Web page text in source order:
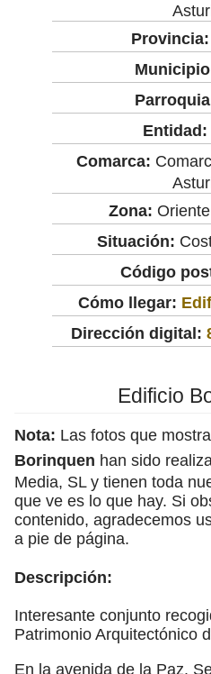
Provincia:
Entidad:
Comarca:
Zona:
Situación:
Código
Cómo llegar:
Dirección digital:
Edificio
Nota: Las fotos que
Borinquen han sido
Media, SL y tienen toda
que ve es lo que hay. Si
contenido, agradecemos
a pie de página.
Descripción:
Interesante conjunto
Patrimonio Arquitectónico
En la avenida de la Paz.